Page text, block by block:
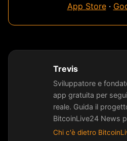
App Store·
Trevis
Sviluppatore e
app gratuita per
reale. Guida il
BitcoinLive24 News
Chi c'è dietro